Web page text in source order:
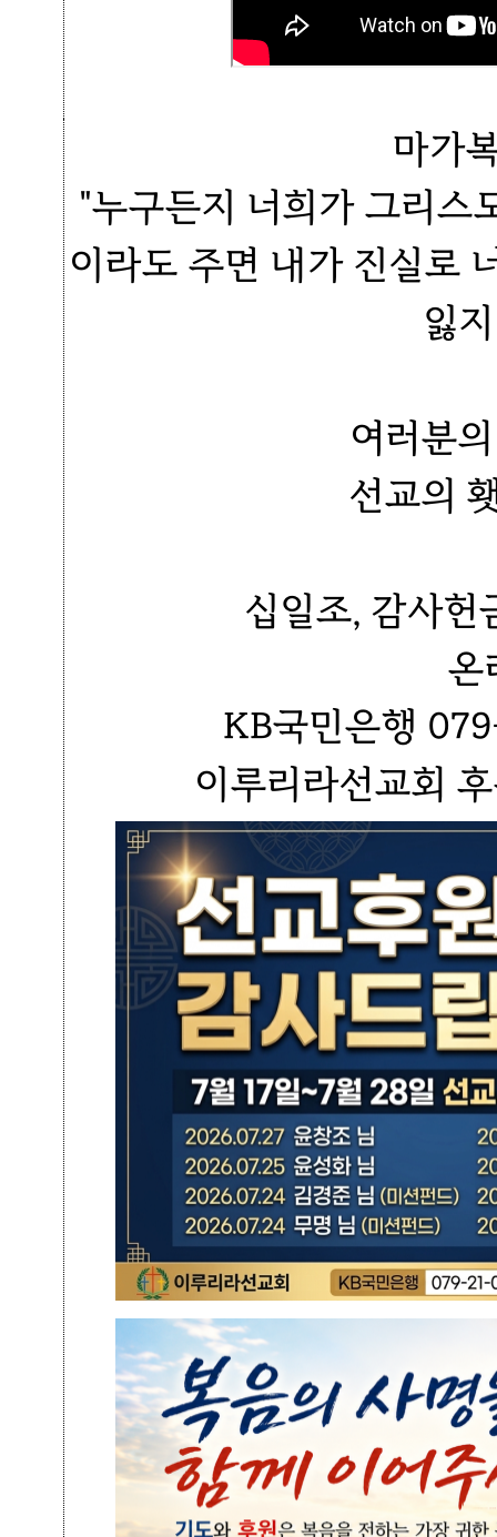
마가
"누구든지 너희가 그리
이라도 주면 내가 진실로
잃
여러분
선교의
십일조, 감사헌
온
KB국민은행
이루리라선교회